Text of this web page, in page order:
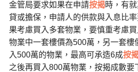
金管局要求如果在申請按揭時，有
貸或擔保，申請人的供款與入息比
果考慮買入多套物業，要慎重考慮
物業中一套樓價為500萬，另一套樓
入500萬的物業，最高可承造6成按
之後再買入800萬物業，按揭成數要